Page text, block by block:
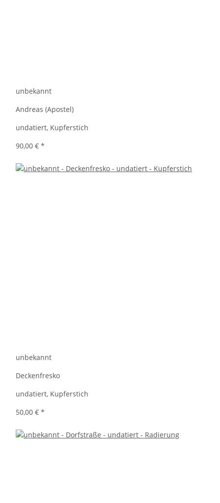
unbekannt
Andreas (Apostel)
undatiert, Kupferstich
90,00 € *
unbekannt
Deckenfresko
undatiert, Kupferstich
50,00 € *